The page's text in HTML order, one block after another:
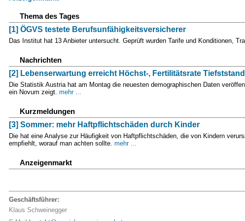
Thema des Tages
[1] ÖGVS testete Berufsunfähigkeitsversicherer
Das Institut hat 13 Anbieter untersucht. Geprüft wurden Tarife und Konditionen,
Nachrichten
[2] Lebenserwartung erreicht Höchst-, Fertilitätsrate Tiefststand
Die Statistik Austria hat am Montag die neuesten demographischen Daten
ein Novum zeigt. mehr ...
Kurzmeldungen
[3] Sommer: mehr Haftpflichtschäden durch Kinder
Die hat eine Analyse zur Häufigkeit von Haftpflichtschäden, die von Kindern
empfiehlt, worauf man achten sollte. mehr ...
Anzeigenmarkt
Geschäftsführer:
Klaus Schweinegger